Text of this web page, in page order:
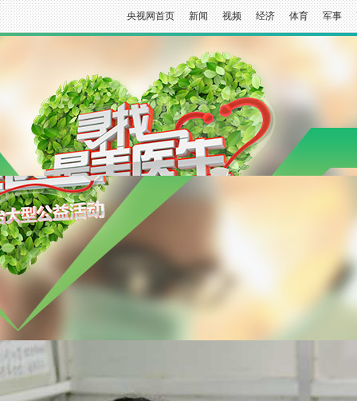
央视网首页 新闻 视频 经济 体育 军事